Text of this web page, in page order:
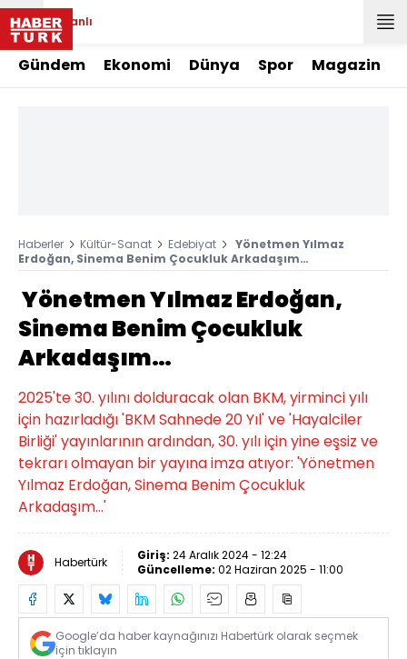
Canlı
Gündem Ekonomi Dünya Spor Magazin
Haberler Kültür-Sanat Edebiyat
Yönetmen Yılmaz
Erdoğan, Sinema Benim Çocukluk Arkadaşım…
Yönetmen Yılmaz Erdoğan,
Sinema Benim Çocukluk
Arkadaşım…
2025'te 30. yılını dolduracak olan BKM, yirminci yılı
için hazırladığı 'BKM Sahnede 20 Yıl' ve 'Hayalciler
Birliği' yayınlarının ardından, 30. yılı için yine eşsiz ve
tekrarı olmayan bir yayına imza atıyor: 'Yönetmen
Yılmaz Erdoğan, Sinema Benim Çocukluk
Arkadaşım…'
Habertürk Giriş: 24 Aralık 2024 - 12:24
Güncelleme: 02 Haziran 2025 - 11:00
Google’da haber kaynağınızı Habertürk olarak seçmek
için tıklayın